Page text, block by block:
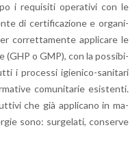
i re­qui­si­ti ope­ra­ti­vi con le
di cer­ti­fi­ca­zio­ne e or­ga­ni­
cor­ret­ta­men­te ap­pli­ca­re le
(GHP o GMP), con la pos­si­bi­
i pro­ces­si igie­ni­co-sa­ni­ta­ri
co­mu­ni­ta­rie esi­sten­ti.
che già ap­pli­ca­no in ma­
sono: sur­ge­la­ti, con­ser­ve